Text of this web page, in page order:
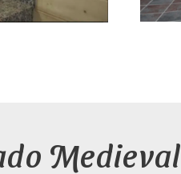
Medieval